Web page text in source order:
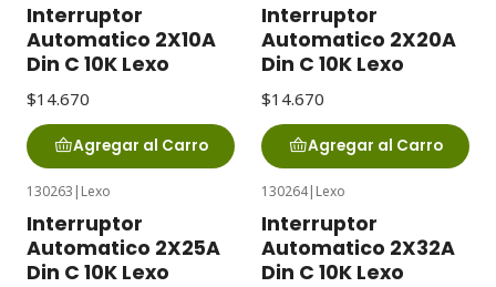
Interruptor
Automatico 2X10A
Din C 10K Lexo
$14.670
Agregar al Carro
Interruptor
Automatico 2X20A
Din C 10K Lexo
$14.670
Agregar al Carro
130263 | Lexo
Interruptor
Automatico 2X25A
Din C 10K Lexo
130264| Lexo
Interruptor
Automatico 2X32A
Din C 10K Lexo